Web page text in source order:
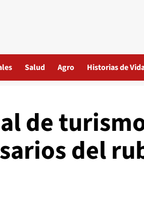
Salud Agro Historias de
de
del